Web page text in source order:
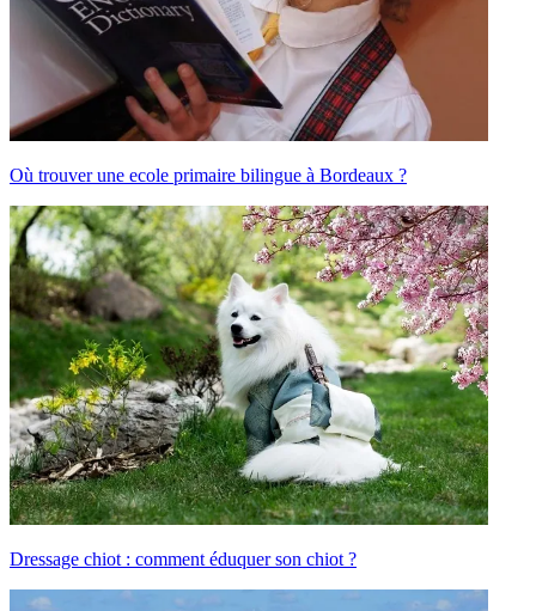
Où trouver une ecole primaire bilingue à Bordeaux ?
Dressage chiot : comment éduquer son chiot ?